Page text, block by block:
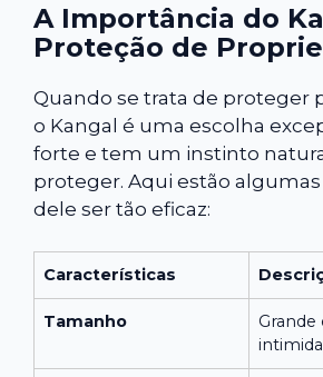
A Importância do
Proteção de
Quando se trata de proteger
o Kangal é uma escolha
forte e tem um instinto
proteger. Aqui estão algumas
dele ser tão eficaz:
Características
Tamanho